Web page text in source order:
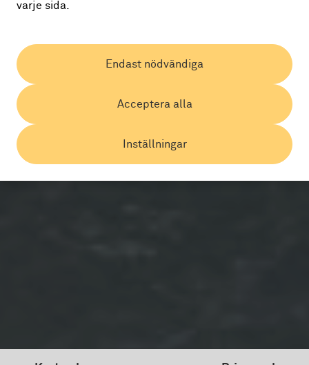
varje sida.
Inställningar
Acceptera alla
Endast nödvändiga